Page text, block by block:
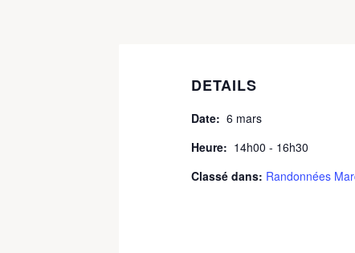
DETAILS
Date: 6 mars
Heure: 14h00 - 16h30
Classé dans: Randonnées